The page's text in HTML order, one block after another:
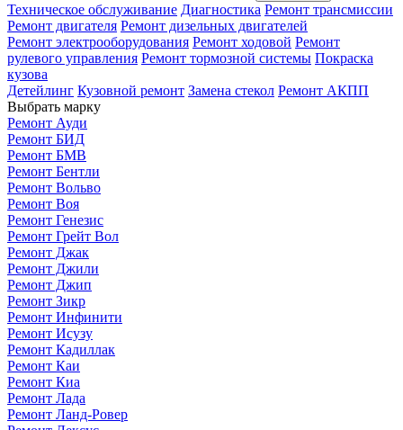
Техническое обслуживание Диагностика Ремонт трансмиссии
Ремонт двигателя Ремонт дизельных двигателей
Ремонт электрооборудования Ремонт ходовой Ремонт
рулевого управления Ремонт тормозной системы Покраска
кузова
Детейлинг Кузовной ремонт Замена стекол Ремонт АКПП
Выбрать марку
Ремонт Ауди
Ремонт БИД
Ремонт БМВ
Ремонт Бентли
Ремонт Вольво
Ремонт Воя
Ремонт Генезис
Ремонт Грейт Вол
Ремонт Джак
Ремонт Джили
Ремонт Джип
Ремонт Зикр
Ремонт Инфинити
Ремонт Исузу
Ремонт Кадиллак
Ремонт Каи
Ремонт Киа
Ремонт Лада
Ремонт Ланд-Ровер